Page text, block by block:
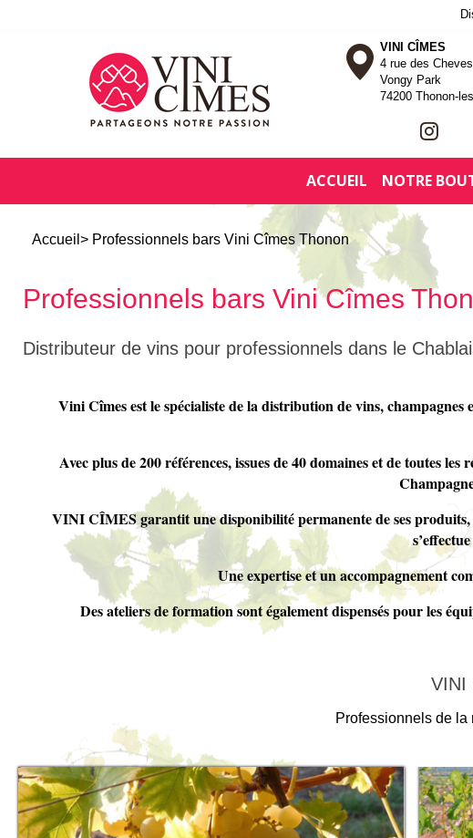
VINI CÎMES
4 rue des
Vongy Park
74200 Thonon-
ACCUEIL NOTRE
Accueil > Professionnels bars Vini Cîmes Thonon
Professionnels bars Vini Cîmes
Distributeur de vins pour professionnels dans le
Vini Cîmes est le spécialiste de la distribution de vins,
Avec plus de 200 références, issues de 40 domaines et de toutes
VINI CÎMES garantit une disponibilité permanente de ses
Une expertise et un accompagnement
Des ateliers de formation sont également dispensés pour les
VINI
Professionnels de la